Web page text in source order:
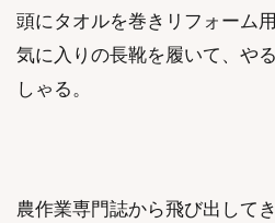
頭にタオルを巻きリフォーム
気に入りの長靴を履いて、や
しゃる。
農作業専門誌から飛び出して